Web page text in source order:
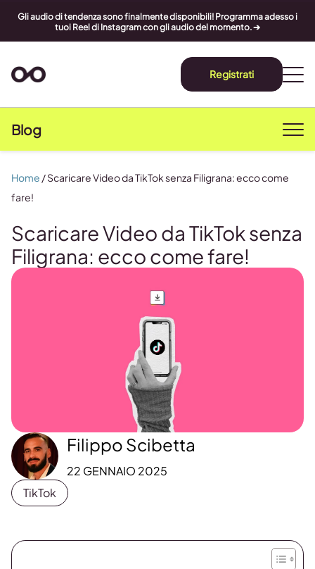
Gli audio di tendenza sono finalmente disponibili! Programma adesso i
tuoi Reel di Instagram con gli audio del momento. ➔
Registrati
Blog
Scaricare Video da TikTok senza
Filigrana: ecco come fare!
Filippo Scibetta
22 GENNAIO 2025
TikTok
Home /Scaricare Video da TikTok senza Filigrana: ecco come
fare!